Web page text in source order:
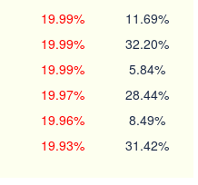
19.99% 11.69%
19.99% 32.20%
19.99% 5.84%
19.97% 28.44%
19.96% 8.49%
19.93% 31.42%